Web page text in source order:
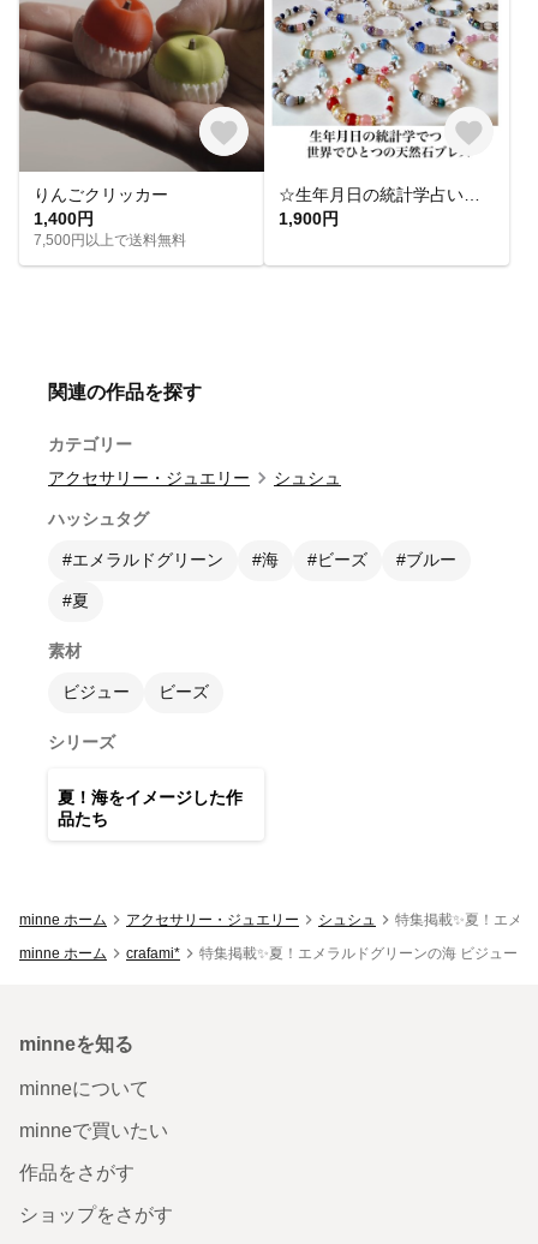
りんごクリッカー
1,400円
7,500円以上で送料無料
1,900円
関連の作品を探す
カテゴリー
アクセサリー・ジュエリー
シュシュ
ハッシュタグ
#エメラルドグリーン #海 #ビーズ #ブルー
#夏
素材
ビジュー ビーズ
シリーズ
夏！海をイメージした作
品たち
minne ホーム アクセサリー・ジュエリー シュシュ
特集掲載✨夏！エメ
minne ホーム
crafami* 特集掲載✨夏！エメラルドグリーンの海 ビジュー
minneを知る
minneについて
minneで買いたい
作品をさがす
ショップをさがす